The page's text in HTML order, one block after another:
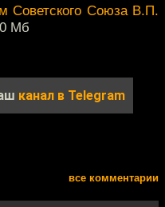
Советского Союза В.П.
Мб
канал в Telegram
все комментарии